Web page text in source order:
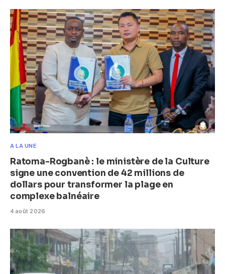
A LA UNE
Ratoma-Rogbanè : le ministère de la Culture
signe une convention de 42 millions de
dollars pour transformer la plage en
complexe balnéaire
4 août 2026